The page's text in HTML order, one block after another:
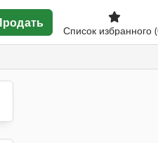
Список избранного